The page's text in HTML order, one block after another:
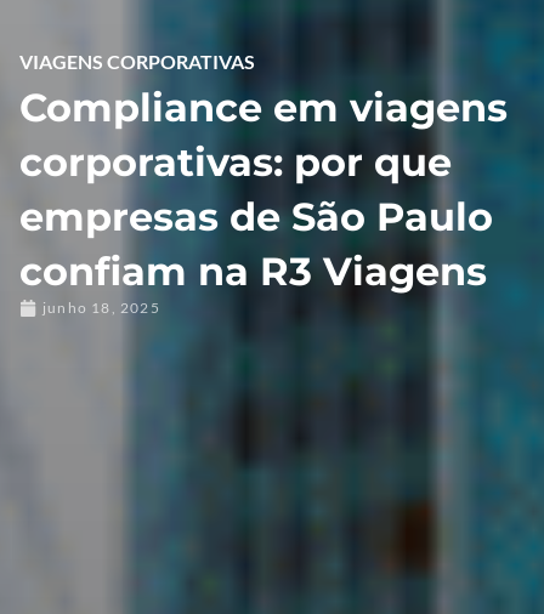
VIAGENS CORPORATIVAS
Compliance em viagens
corporativas: por que
empresas de São Paulo
confiam na R3 Viagens
junho 18, 2025